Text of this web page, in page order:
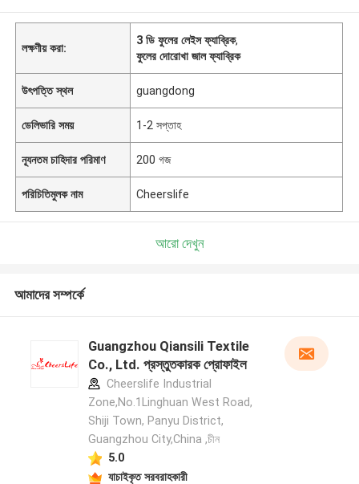
লক্ষণীয় করা:
3 ডি ফুলের লেইস ফ্যাব্রিক,
ফুলের দোরোখা জাল ফ্যাব্রিক
উৎপত্তি স্থল guangdong
ডেলিভারি সময় 1-2 সপ্তাহ
ন্যূনতম চাহিদার পরিমাণ 200 গজ
পরিচিতিমুলক নাম Cheerslife
আরো দেখুন
আমাদের সম্পর্কে
Guangzhou Qiansili Textile
Co., Ltd. প্রস্তুতকারক প্রোফাইল
Cheerslife Industrial
Zone,No.1Linghuan West Road,
Shiji Town, Panyu District,
Guangzhou City,China ,চীন
5.0
যাচাইকৃত সরবরাহকারী